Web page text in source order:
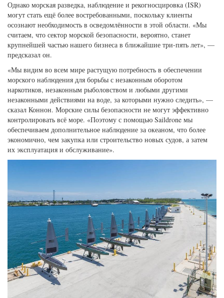
Однако морская разведка, наблюдение и рекогносцировка (ISR)
могут стать ещё более востребованными, поскольку клиенты
осознают необходимость в осведомлённости в этой области. «Мы
считаем, что сектор морской безопасности, вероятно, станет
крупнейшей частью нашего бизнеса в ближайшие три-пять лет», —
предсказал он.
«Мы видим во всем мире растущую потребность в обеспечении
морского наблюдения для борьбы с незаконным оборотом
наркотиков, незаконным рыболовством и любыми другими
незаконными действиями на воде, за которыми нужно следить», —
сказал Коннон. Морские силы безопасности не могут эффективно
контролировать всё море. «Поэтому с помощью Saildrone мы
обеспечиваем дополнительное наблюдение за океаном, что более
экономично, чем закупка или строительство новых судов, а затем
их эксплуатация и обслуживание».